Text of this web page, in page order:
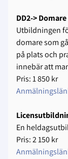
DD2->
Utbildningen
domare som
på plats och
innebär att
Pris: 1 850 kr
En
Pris: 2 150 kr